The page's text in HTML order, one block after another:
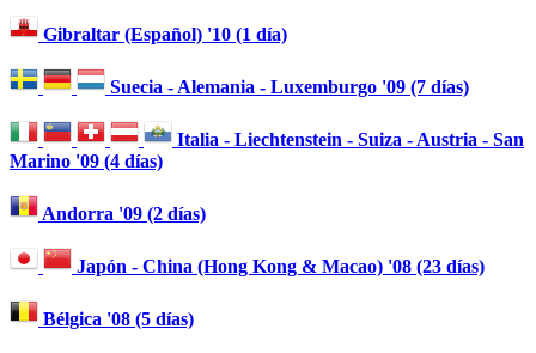
Gibraltar (Español) '10 (1 día)
Suecia - Alemania - Luxemburgo '09 (7 días)
Italia - Liechtenstein - Suiza - Austria - San
Marino '09 (4 días)
Andorra '09 (2 días)
Japón - China (Hong Kong & Macao) '08 (23 días)
Bélgica '08 (5 días)